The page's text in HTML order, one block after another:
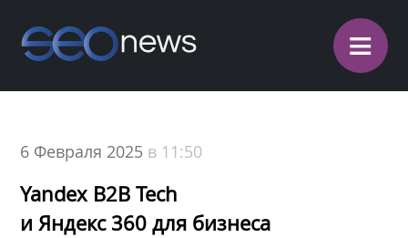
≡
6 Февраля 2025 в 11:50
Yandex B2B Tech
и Яндекс 360 для бизнеса